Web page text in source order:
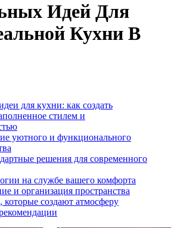
Идей Для
Кухни В
для кухни: как создать
стилем и
уютного и функционального
решения для современного
на службе вашего комфорта
и организация пространства
которые создают атмосферу